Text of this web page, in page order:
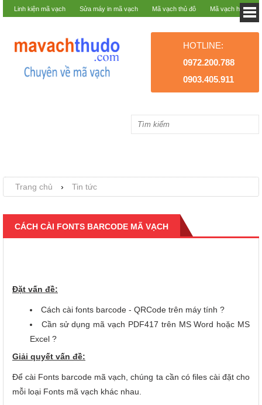
Linh kiện mã vạch Sửa máy in mã vạch Mã vạch thủ đô Mã vạch hà nội
HOTLINE:
0972.200.788
0903.405.911
Trang chủ › Tin tức
CÁCH CÀI FONTS BARCODE MÃ VẠCH
Đặt vấn đề:
Cách cài fonts barcode - QRCode trên máy tính ?
Cần sử dụng mã vạch PDF417 trên MS Word hoặc MS
Excel ?
Giải quyết vấn đề:
Để cài Fonts barcode mã vạch, chúng ta cần có files cài đặt cho
mỗi loại Fonts mã vạch khác nhau.